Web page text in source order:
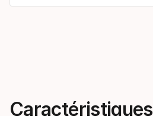
Caractéristiques